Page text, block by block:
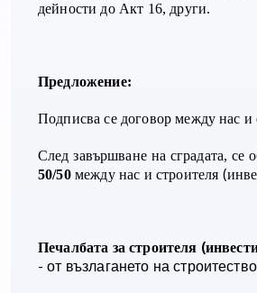
дейности до Акт 16, други.
Предложение:
Подписва се договор между нас и
След завършване на сградата, се
50/50 между нас и строителя (
Печалбата за строителя (
- от възлагането на